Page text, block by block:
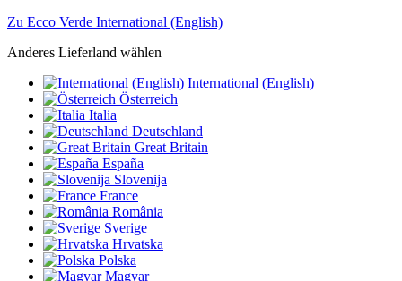
Zu Ecco Verde International (English)
Anderes Lieferland wählen
International (English)
Österreich
Italia
Deutschland
Great Britain
España
Slovenija
France
România
Sverige
Hrvatska
Polska
Magyar